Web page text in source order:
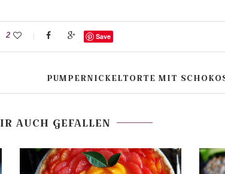
2 Save
PUMPERNICKELTORTE MIT
AUCH GEFALLEN